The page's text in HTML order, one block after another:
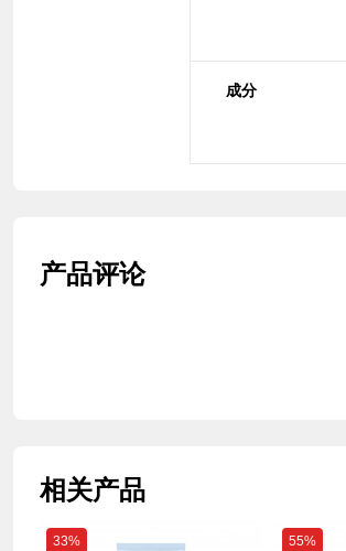
成分
产品评论
相关产品
33% 55%